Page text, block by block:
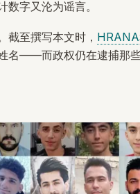
数字又沦为谣言。
截至撰写本文时， HRANA
名——而政权仍在逮捕那